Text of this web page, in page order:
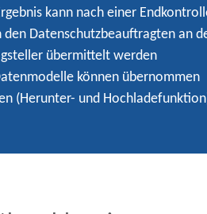
kann nach einer
den Datenschutzbeauftragten an
übermittelt werden
können übernommen
(Herunter- und